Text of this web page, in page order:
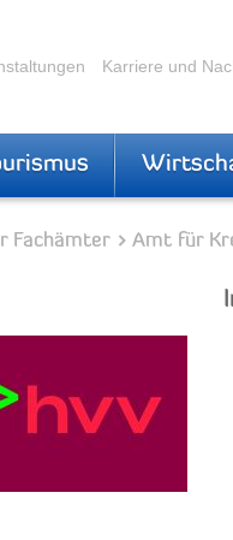
Karriere und
Fachämter Amt für